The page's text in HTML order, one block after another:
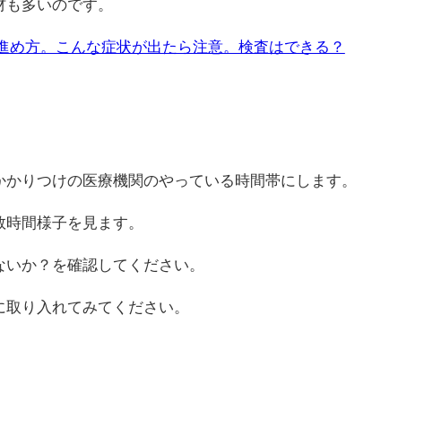
多いのです。
め方。こんな症状が出たら注意。検査はできる？
りつけの医療機関のやっている時間帯にします。
間様子を見ます。
か？を確認してください。
り入れてみてください。